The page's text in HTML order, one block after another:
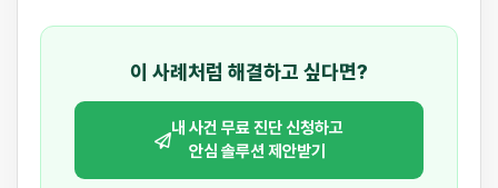
이 사례처럼 해결하고 싶다면?
내 사건 무료 진단 신청하고
안심 솔루션 제안받기